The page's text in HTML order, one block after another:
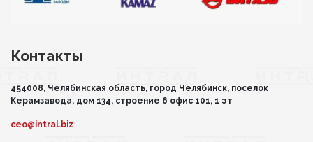
Контакты
454008, Челябинская область, город Челябинск, поселок
Керамзавода, дом 134, строение 6 офис 101, 1 эт
ceo@intral.biz